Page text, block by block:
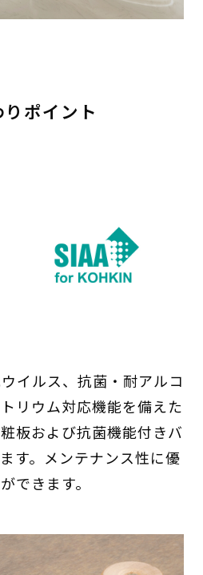
りポイント
イルス、抗菌・耐アルコ
リウム対応機能を備えた
板および抗菌機能付きバ
す。メンテナンス性に優
できます。